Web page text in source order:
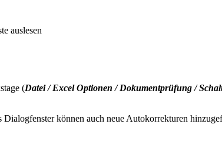
auslesen
(Datei / Excel Optionen / Dokumentprüfung /
können auch neue Autokorrekturen